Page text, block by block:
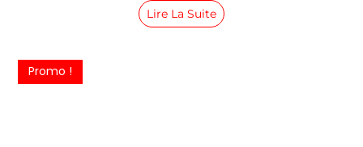
Lire La Suite
Promo !